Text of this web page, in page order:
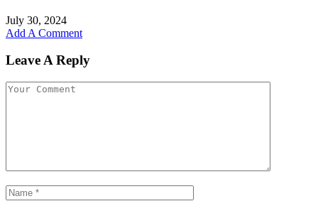
July 30, 2024
Add A Comment
Leave A Reply